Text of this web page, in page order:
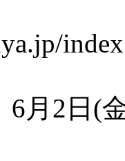
6月2日(